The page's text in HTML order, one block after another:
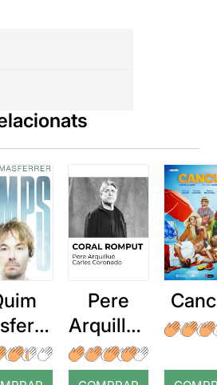
Pere
Arquillué
: Coral
romput